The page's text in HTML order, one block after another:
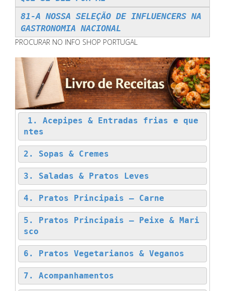
81-A NOSSA SELEÇÃO DE INFLUENCERS NA
GASTRONOMIA NACIONAL
PROCURAR NO INFO SHOP PORTUGAL
1. Acepipes & Entradas frias e que
ntes
2. Sopas & Cremes
3. Saladas & Pratos Leves
4. Pratos Principais – Carne
5. Pratos Principais – Peixe & Mari
sco
6. Pratos Vegetarianos & Veganos
7. Acompanhamentos